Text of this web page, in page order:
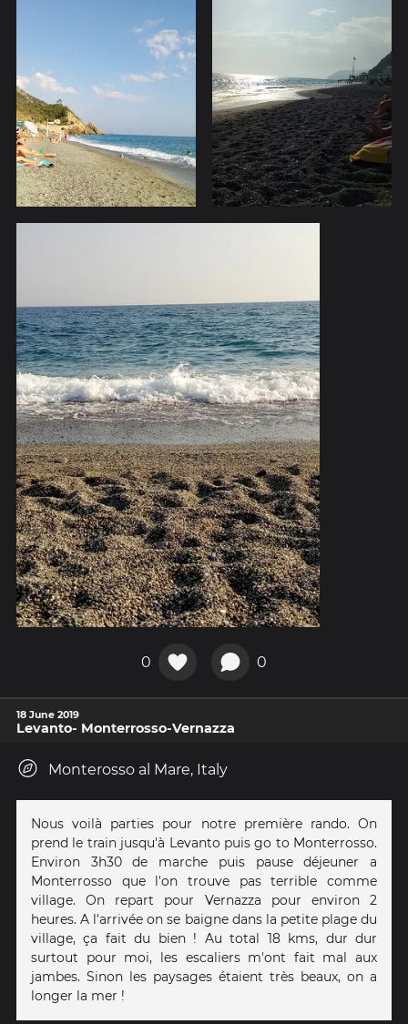
0 0
18 June 2019
Levanto- Monterrosso-Vernazza
Monterosso al Mare, Italy
Nous voilà parties pour notre première rando. On
prend le train jusqu'à Levanto puis go to Monterrosso.
Environ 3h30 de marche puis pause déjeuner a
Monterrosso que l'on trouve pas terrible comme
village. On repart pour Vernazza pour environ 2
heures. A l'arrivée on se baigne dans la petite plage du
village, ça fait du bien ! Au total 18 kms, dur dur
surtout pour moi, les escaliers m'ont fait mal aux
jambes. Sinon les paysages étaient très beaux, on a
longer la mer !